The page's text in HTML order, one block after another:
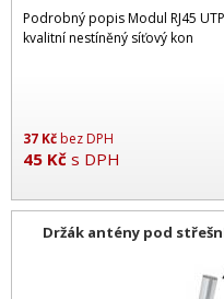
Podrobný popis Modul RJ45
kvalitní nestíněný síťový kon
37 Kčbez DPH
45 Kč s DPH
Držák antény pod